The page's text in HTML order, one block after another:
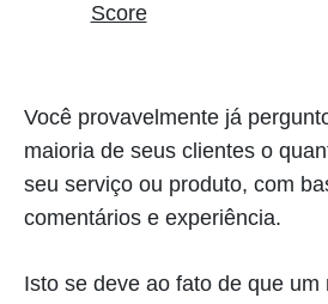
Score
Você provavelmente já
maioria de seus clientes o
seu serviço ou produto, com
comentários e experiência.
Isto se deve ao fato de que um